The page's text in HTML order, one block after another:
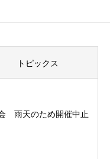
トピックス
雨天のため開催中止